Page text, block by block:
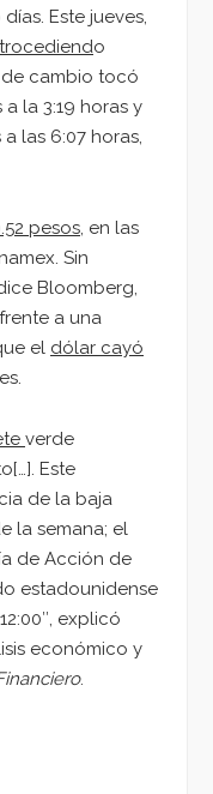
Este jueves,
o
de cambio tocó
la 3:19 horas y
las 6:07 horas,
pesos, en las
Sin
Bloomberg,
a una
el dólar cayó
verde
Este
de la baja
la semana; el
de Acción de
estadounidense
explicó
económico y
.